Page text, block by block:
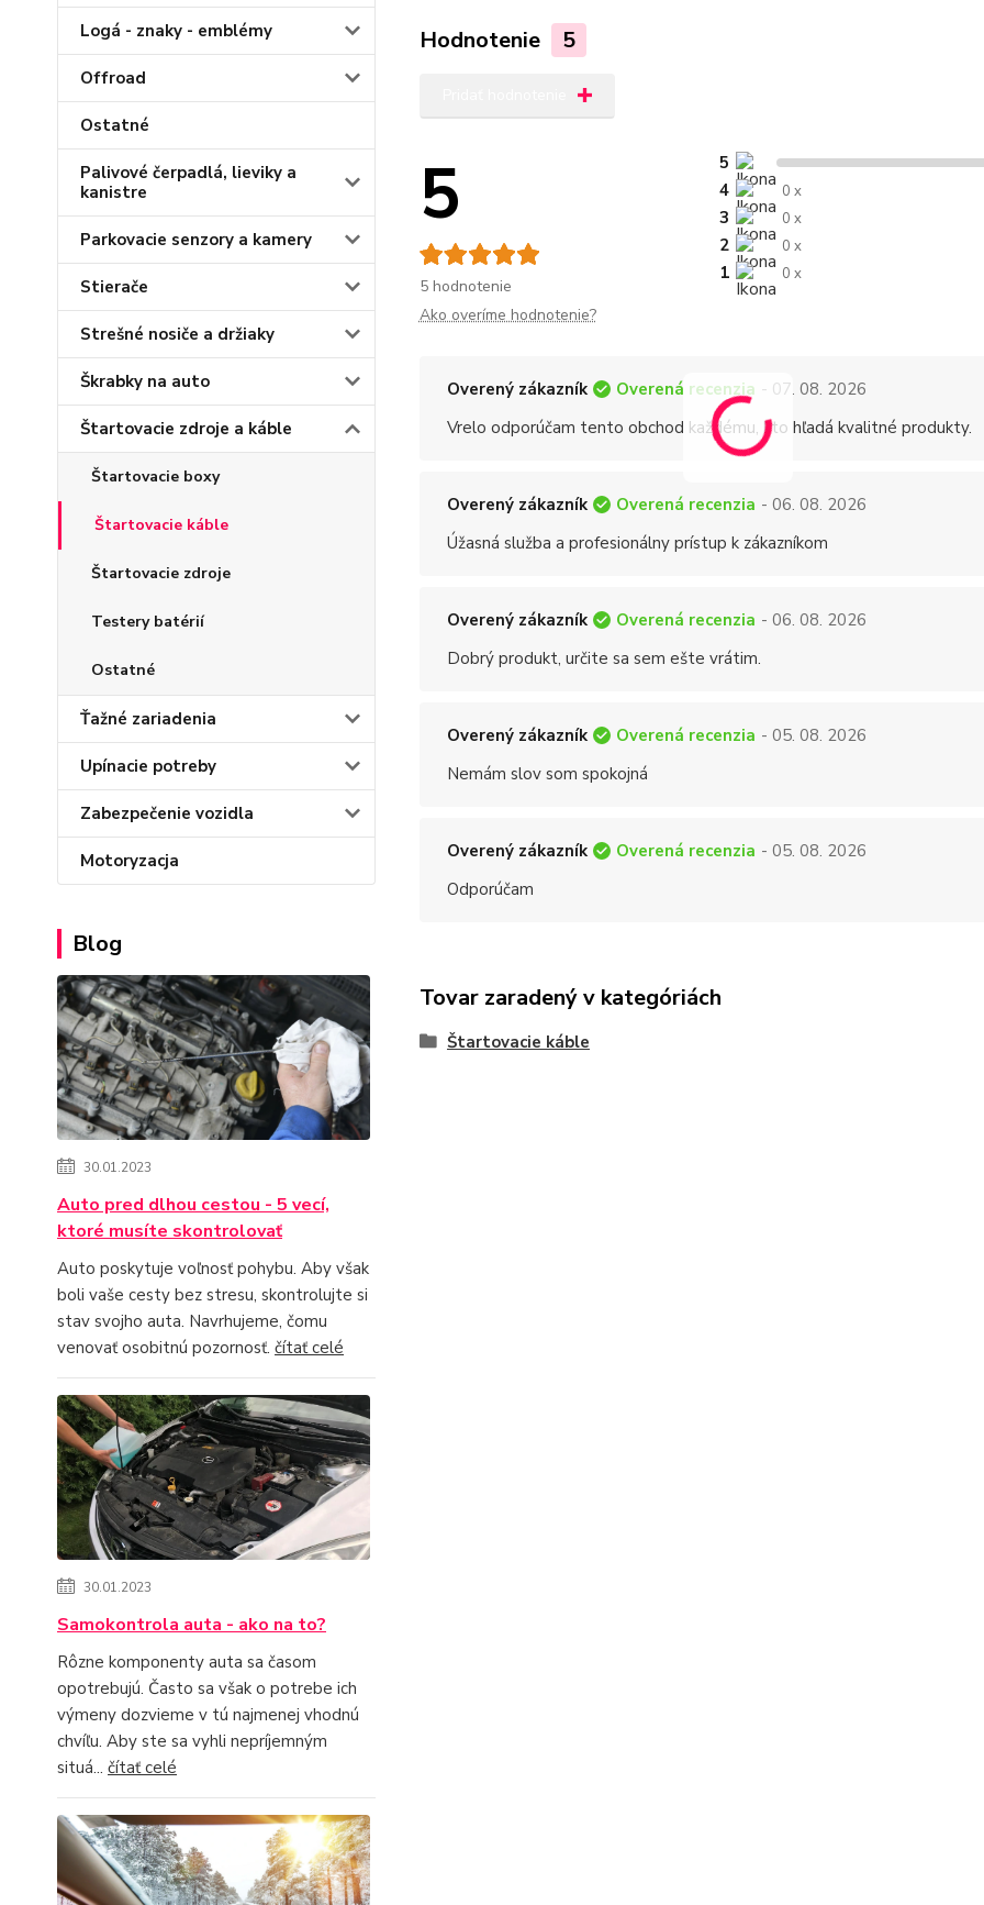
Logá - znaky - emblémy
Offroad
Ostatné
Palivové čerpadlá, lieviky a
kanistre
Parkovacie senzory a kamery
Stierače
Strešné nosiče a držiaky
Škrabky na auto
Štartovacie zdroje a káble
Štartovacie boxy
Štartovacie káble
Štartovacie zdroje
Testery batérií
Ostatné
Ťažné zariadenia
Upínacie potreby
Zabezpečenie vozidla
Motoryzacja
Blog
30.01.2023
Auto pred dlhou cestou - 5 vecí,
ktoré musíte skontrolovať
Auto poskytuje voľnosť pohybu. Aby však
boli vaše cesty bez stresu, skontrolujte si
stav svojho auta. Navrhujeme, čomu
venovať osobitnú pozornosť. čítať celé
30.01.2023
Samokontrola auta - ako na to?
Rôzne komponenty auta sa časom
opotrebujú. Často sa však o potrebe ich
výmeny dozvieme v tú najmenej vhodnú
chvíľu. Aby ste sa vyhli nepríjemným
situá... čítať celé
Hodnotenie 5
5
5 hodnotenie
5
4
0 x
3 0 x
2 0 x
1 0 x
Ako overíme hodnotenie?
Overený zákazník Overená recenzia - 07. 08. 2026
Vrelo odporúčam tento obchod každému, kto hľadá kvalitné produkty.
Overený zákazník Overená recenzia - 06. 08. 2026
Úžasná služba a profesionálny prístup k zákazníkom
Overený zákazník Overená recenzia - 06. 08. 2026
Dobrý produkt, určite sa sem ešte vrátim.
Overený zákazník Overená recenzia - 05. 08. 2026
Nemám slov som spokojná
Overený zákazník Overená recenzia - 05. 08. 2026
Odporúčam
Tovar zaradený v kategóriách
Štartovacie káble